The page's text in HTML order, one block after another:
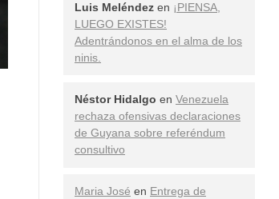
Luis Meléndez en ¡PIENSA,
LUEGO EXISTES!
Adentrándonos en el alma de los
ninis.
Néstor Hidalgo en Venezuela
rechaza ofensivas declaraciones
de Guyana sobre referéndum
consultivo
Maria José en Entrega de